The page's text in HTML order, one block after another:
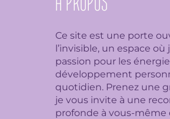
Ce site est une porte
l’invisible, un espace
passion pour les
développement
quotidien. Prenez une
je vous invite à une
profonde à vous-même